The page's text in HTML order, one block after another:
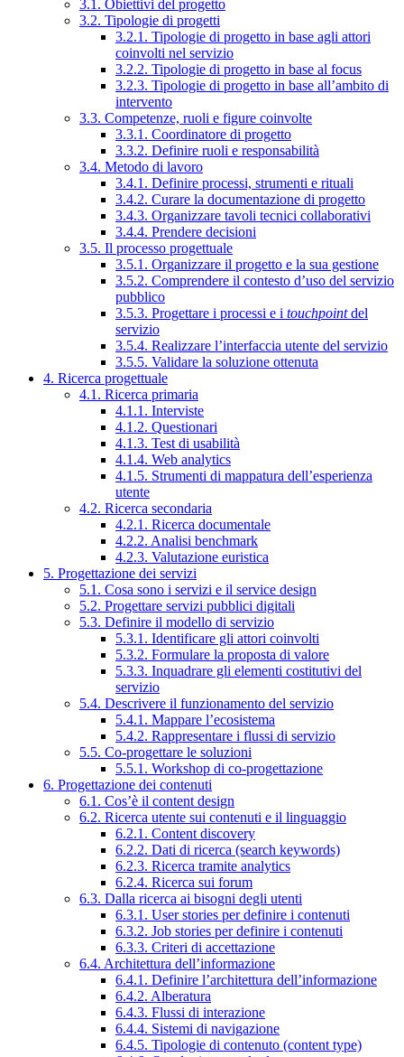
3.1. Obiettivi del progetto
3.2. Tipologie di progetti
3.2.1. Tipologie di progetto in base agli attori
coinvolti nel servizio
3.2.2. Tipologie di progetto in base al focus
3.2.3. Tipologie di progetto in base all’ambito di
intervento
3.3. Competenze, ruoli e figure coinvolte
3.3.1. Coordinatore di progetto
3.3.2. Definire ruoli e responsabilità
3.4. Metodo di lavoro
3.4.1. Definire processi, strumenti e rituali
3.4.2. Curare la documentazione di progetto
3.4.3. Organizzare tavoli tecnici collaborativi
3.4.4. Prendere decisioni
3.5. Il processo progettuale
3.5.1. Organizzare il progetto e la sua gestione
3.5.2. Comprendere il contesto d’uso del servizio
pubblico
3.5.3. Progettare i processi e i touchpointdel
servizio
3.5.4. Realizzare l’interfaccia utente del servizio
3.5.5. Validare la soluzione ottenuta
4. Ricerca progettuale
4.1. Ricerca primaria
4.1.1. Interviste
4.1.2. Questionari
4.1.3. Test di usabilità
4.1.4. Web analytics
4.1.5. Strumenti di mappatura dell’esperienza
utente
4.2. Ricerca secondaria
4.2.1. Ricerca documentale
4.2.2. Analisi benchmark
4.2.3. Valutazione euristica
5. Progettazione dei servizi
5.1. Cosa sono i servizi e il service design
5.2. Progettare servizi pubblici digitali
5.3. Definire il modello di servizio
5.3.1. Identificare gli attori coinvolti
5.3.2. Formulare la proposta di valore
5.3.3. Inquadrare gli elementi costitutivi del
servizio
5.4. Descrivere il funzionamento del servizio
5.4.1. Mappare l’ecosistema
5.4.2. Rappresentare i flussi di servizio
5.5. Co-progettare le soluzioni
5.5.1. Workshop di co-progettazione
6. Progettazione dei contenuti
6.1. Cos’è il content design
6.2. Ricerca utente sui contenuti e il linguaggio
6.2.1. Content discovery
6.2.2. Dati di ricerca (search keywords)
6.2.3. Ricerca tramite analytics
6.2.4. Ricerca sui forum
6.3. Dalla ricerca ai bisogni degli utenti
6.3.1. User stories per definire i contenuti
6.3.2. Job stories per definire i contenuti
6.3.3. Criteri di accettazione
6.4. Architettura dell’informazione
6.4.1. Definire l’architettura dell’informazione
6.4.2. Alberatura
6.4.3. Flussi di interazione
6.4.4. Sistemi di navigazione
6.4.5. Tipologie di contenuto (content type)